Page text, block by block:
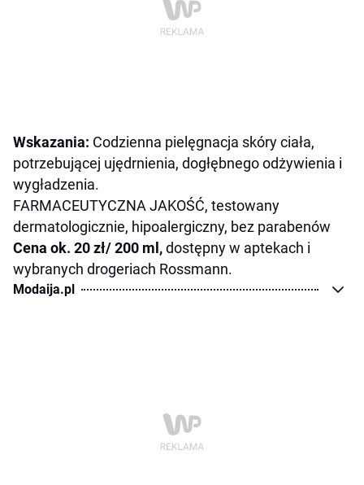
Wskazania: Codzienna pielęgnacja skóry ciała,
potrzebującej ujędrnienia, dogłębnego odżywienia i
wygładzenia.
FARMACEUTYCZNA JAKOŚĆ, testowany
dermatologicznie, hipoalergiczny, bez parabenów
Cena ok. 20 zł/ 200 ml,dostępny w aptekach i
wybranych drogeriach Rossmann.
Modaija.pl